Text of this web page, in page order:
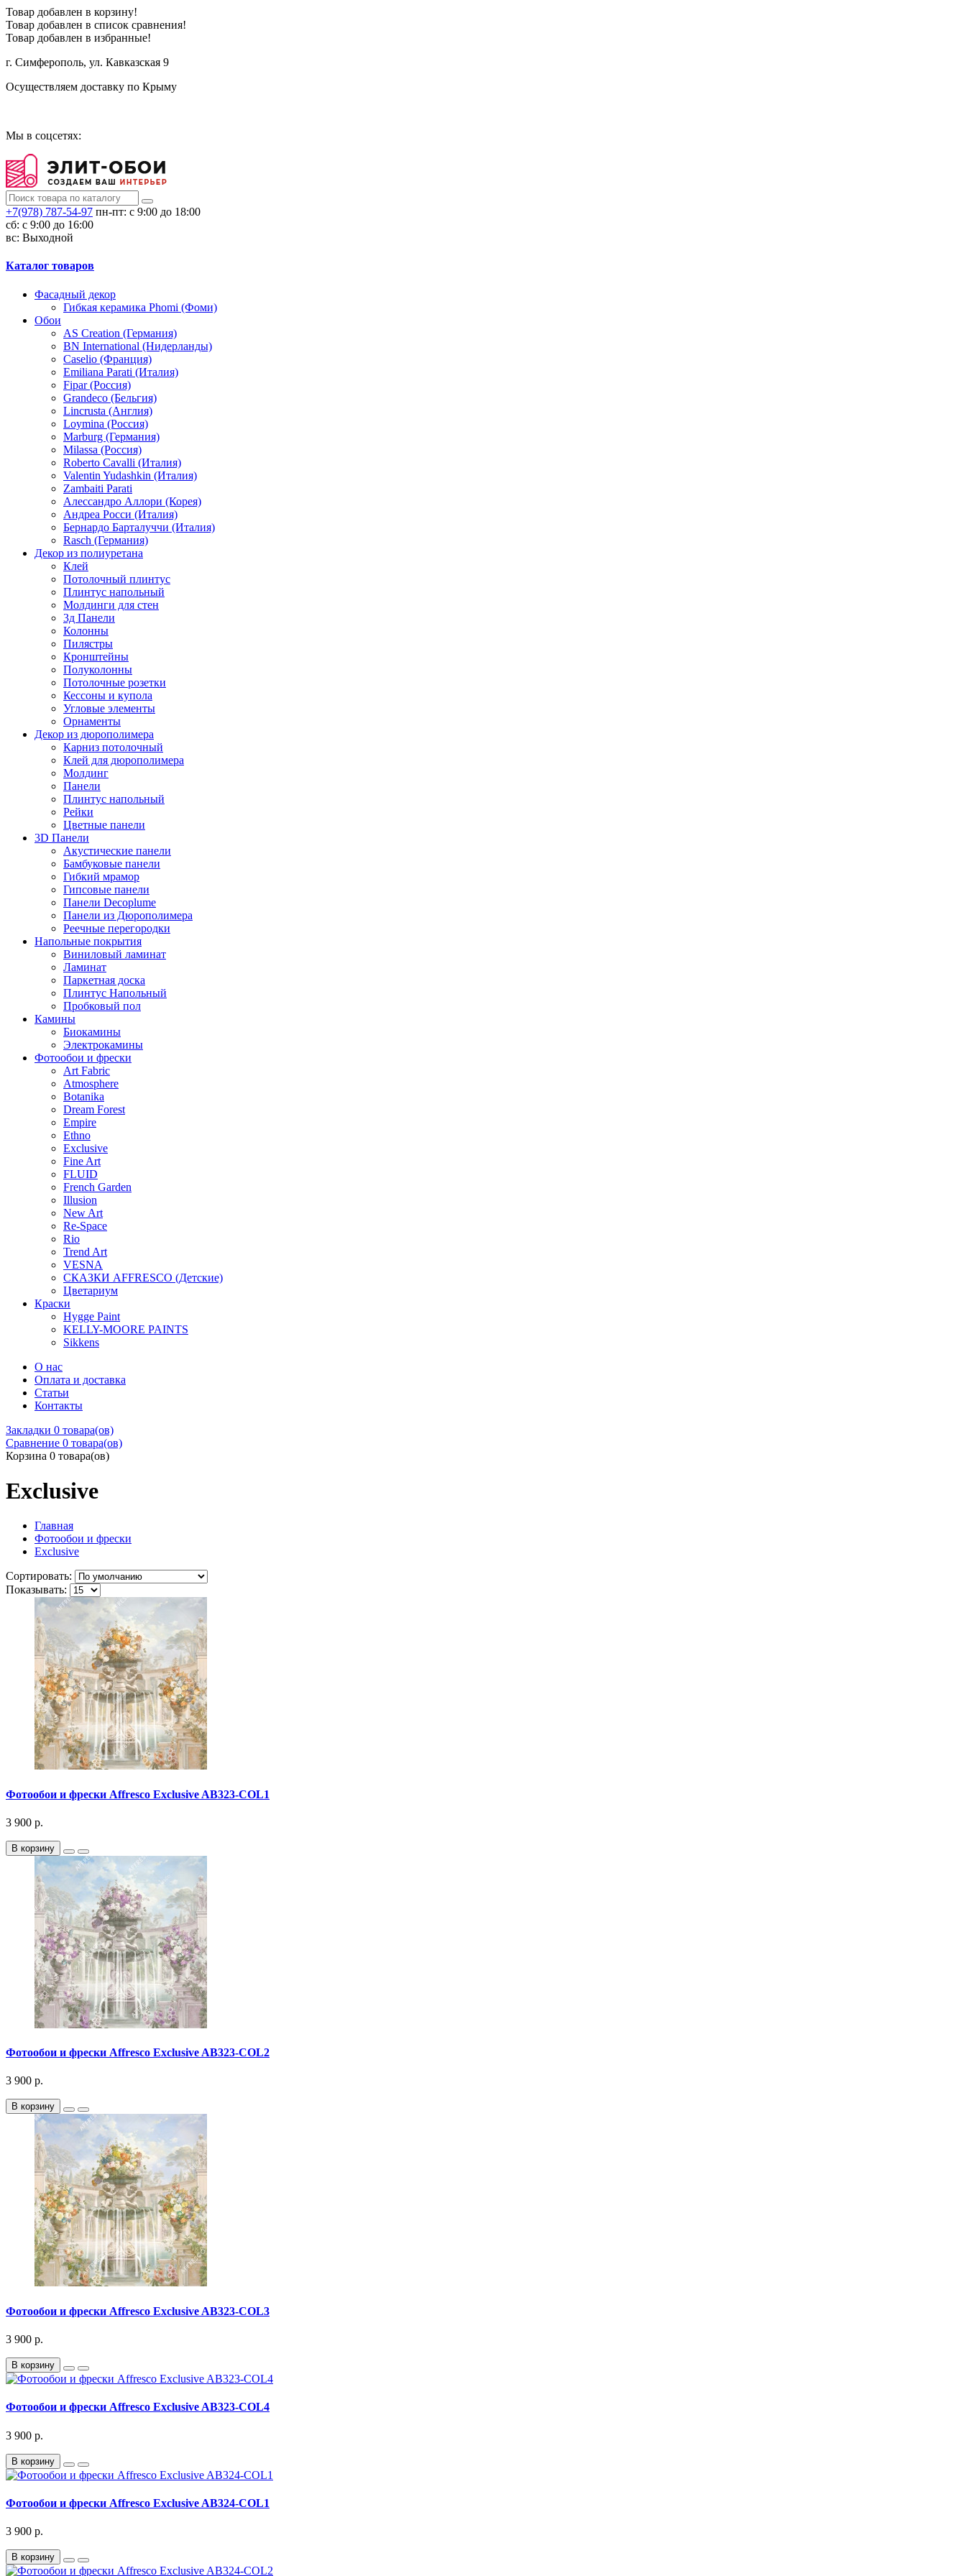
Товар добавлен в корзину!
Товар добавлен в список сравнения!
Товар добавлен в избранные!
г. Симферополь, ул. Кавказская 9
Осуществляем доставку по Крыму
Мы в соцсетях:
+7(978) 787-54-97 пн-пт: с 9:00 до 18:00
сб: c 9:00 до 16:00
вс: Выходной
Каталог товаров
Фасадный декор
Гибкая керамика Phomi (Фоми)
Обои
AS Creation (Германия)
BN International (Нидерланды)
Caselio (Франция)
Emiliana Parati (Италия)
Fipar (Россия)
Grandeco (Бельгия)
Lincrusta (Англия)
Loymina (Россия)
Marburg (Германия)
Milassa (Россия)
Roberto Cavalli (Италия)
Valentin Yudashkin (Италия)
Zambaiti Parati
Алессандро Аллори (Корея)
Андреа Росси (Италия)
Бернардо Барталуччи (Италия)
Rasch (Германия)
Декор из полиуретана
Клей
Потолочный плинтус
Плинтус напольный
Молдинги для стен
3д Панели
Колонны
Пилястры
Кронштейны
Полуколонны
Потолочные розетки
Кессоны и купола
Угловые элементы
Орнаменты
Декор из дюрополимера
Карниз потолочный
Клей для дюрополимера
Молдинг
Панели
Плинтус напольный
Рейки
Цветные панели
3D Панели
Акустические панели
Бамбуковые панели
Гибкий мрамор
Гипсовые панели
Панели Decoplume
Панели из Дюрополимера
Реечные перегородки
Напольные покрытия
Виниловый ламинат
Ламинат
Паркетная доска
Плинтус Напольный
Пробковый пол
Камины
Биокамины
Электрокамины
Фотообои и фрески
Art Fabric
Atmosphere
Botanika
Dream Forest
Empire
Ethno
Exclusive
Fine Art
FLUID
French Garden
Illusion
New Art
Re-Space
Rio
Trend Art
VESNA
СКАЗКИ AFFRESCO (Детские)
Цветариум
Краски
Hygge Paint
KELLY-MOORE PAINTS
Sikkens
О нас
Оплата и доставка
Статьи
Контакты
Закладки 0 товара(ов)
Сравнение 0 товара(ов)
Корзина 0 товара(ов)
Exclusive
Главная
Фотообои и фрески
Exclusive
Сортировать:
Показывать:
Фотообои и фрески Affresco Exclusive AB323-COL1
3 900 р.
В корзину
Фотообои и фрески Affresco Exclusive AB323-COL2
3 900 р.
В корзину
Фотообои и фрески Affresco Exclusive AB323-COL3
3 900 р.
В корзину
Фотообои и фрески Affresco Exclusive AB323-COL4
3 900 р.
В корзину
Фотообои и фрески Affresco Exclusive AB324-COL1
3 900 р.
В корзину